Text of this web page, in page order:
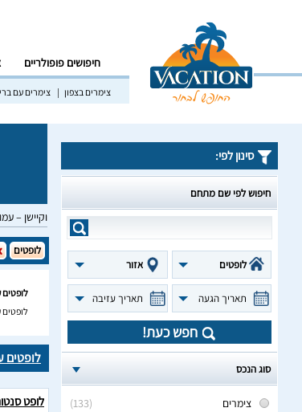
חיפושים פופולריים
צימרים בצפון צימרים עם
וקיישן –
סינון לפי:
חיפוש לפי שם מתחם
לופטים אזור
תאריך הגעה תאריך עזיבה
חפש כעת!
סוג הנכס
(133)
צימרים
לופטים
לופטים
לופט